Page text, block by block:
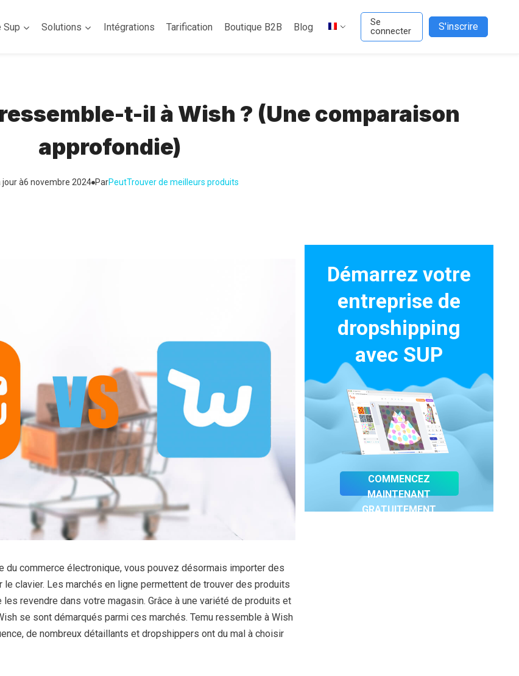
Sup Solutions Intégrations Tarification Boutique B2B Blog
Se
connecter
S'inscrire
t-il à Wish ? (Une comparaison
approfondie)
jour à6 novembre 2024 ParPeutTrouver de meilleurs produits
du commerce électronique, vous pouvez désormais importer des
clavier. Les marchés en ligne permettent de trouver des produits
revendre dans votre magasin. Grâce à une variété de produits et
se sont démarqués parmi ces marchés. Temu ressemble à Wish
de nombreux détaillants et dropshippers ont du mal à choisir
Démarrez votre
entreprise de
dropshipping
avec SUP
COMMENCEZ
MAINTENANT
GRATUITEMENT